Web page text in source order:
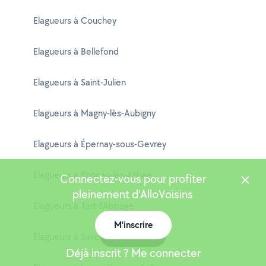
Elagueurs à Couchey
Elagueurs à Bellefond
Elagueurs à Saint-Julien
Elagueurs à Magny-lès-Aubigny
Elagueurs à Épernay-sous-Gevrey
Elagueurs à Poncey-lès-Athée
Elagueurs à Savouges
Connectez-vous pour profiter
pleinement d'AlloVoisins
M'inscrire
Déjà inscrit ? Me connecter